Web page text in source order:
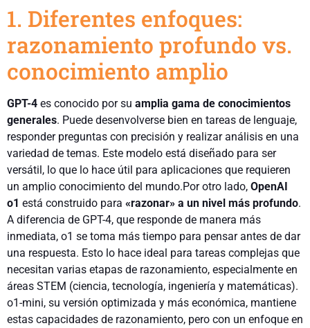
1. Diferentes enfoques:
razonamiento profundo vs.
conocimiento amplio
GPT-4 es conocido por su amplia gama de conocimientos
generales. Puede desenvolverse bien en tareas de lenguaje,
responder preguntas con precisión y realizar análisis en una
variedad de temas. Este modelo está diseñado para ser
versátil, lo que lo hace útil para aplicaciones que requieren
un amplio conocimiento del mundo.Por otro lado, OpenAI
o1 está construido para «razonar» a un nivel más profundo.
A diferencia de GPT-4, que responde de manera más
inmediata, o1 se toma más tiempo para pensar antes de dar
una respuesta. Esto lo hace ideal para tareas complejas que
necesitan varias etapas de razonamiento, especialmente en
áreas STEM (ciencia, tecnología, ingeniería y matemáticas).
o1-mini, su versión optimizada y más económica, mantiene
estas capacidades de razonamiento, pero con un enfoque en